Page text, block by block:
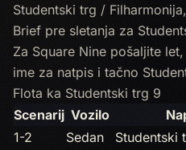
Studentski trg /
Brief pre sletanja za
Za Square Nine pošaljite
ime za natpis i tačno
Flota ka Studentski trg 9
Scenarij Vozilo
1-2
Sedan Studentski